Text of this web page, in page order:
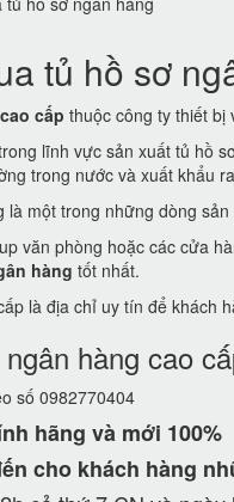
tủ hồ sơ
cấp thuộc công ty thiết bị
lĩnh vực sản xuất tủ hồ
trong nước và xuất khẩu
một trong những dòng
văn phòng hoặc các cửa
hàng tốt nhất.
là địa chỉ uy tín để khách
hàng cao
số 0982770404
hãng và mới 100%
cho khách hàng